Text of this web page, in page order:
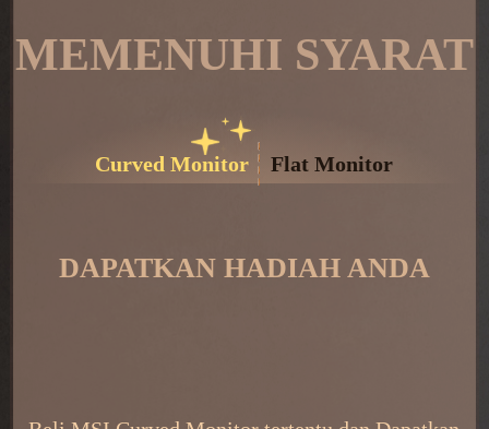
MEMENUHI SYARAT
Curved Monitor Flat Monitor
DAPATKAN HADIAH ANDA